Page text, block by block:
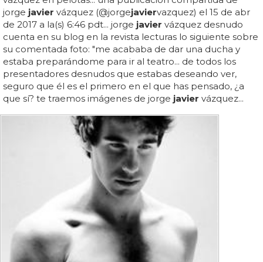
jorge javier vázquez (@jorgejaviervazquez) el 15 de abr
de 2017 a la(s) 6:46 pdt... jorge javier vázquez desnudo
cuenta en su blog en la revista lecturas lo siguiente sobre
su comentada foto: "me acababa de dar una ducha y
estaba preparándome para ir al teatro... de todos los
presentadores desnudos que estabas deseando ver,
seguro que él es el primero en el que has pensado, ¿a
que sí? te traemos imágenes de jorge javier vázquez...